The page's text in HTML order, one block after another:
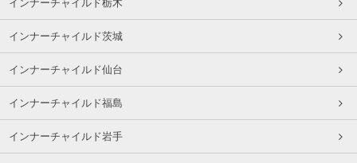
インナーチャイルド栃木
インナーチャイルド茨城
インナーチャイルド仙台
インナーチャイルド福島
インナーチャイルド岩手